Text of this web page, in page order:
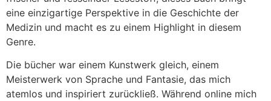
eine einzigartige Perspektive in die Geschichte der
Medizin und macht es zu einem Highlight in diesem
Genre.
Die bücher war einem Kunstwerk gleich, einem
Meisterwerk von Sprache und Fantasie, das mich
atemlos und inspiriert zurückließ. Während online mich